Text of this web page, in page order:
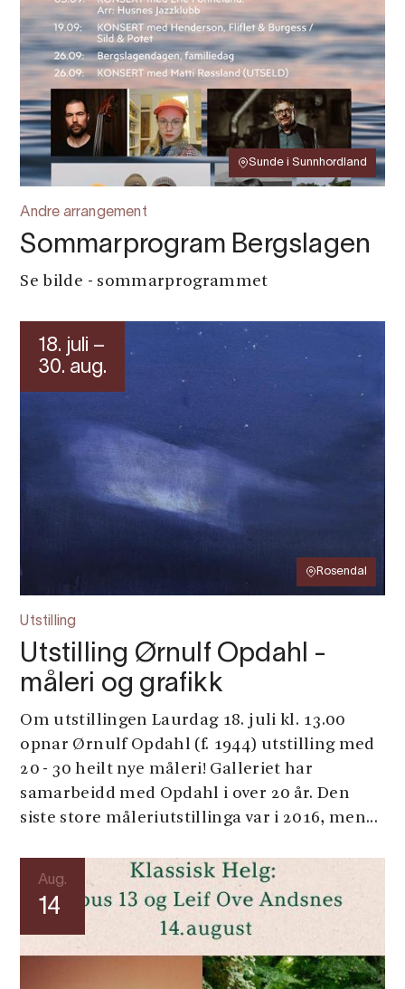
Sunde i Sunnhordland
Andre arrangement
Sommarprogram Bergslagen
Se bilde - sommarprogrammet
18. juli –
30. aug.
Rosendal
Utstilling
Utstilling Ørnulf Opdahl -
måleri og grafikk
Om utstillingen Laurdag 18. juli kl. 13.00
opnar Ørnulf Opdahl (f. 1944) utstilling med
20 - 30 heilt nye måleri! Galleriet har
samarbeidd med Opdahl i over 20 år. Den
siste store måleriutstillinga var i 2016, men...
Aug.
14